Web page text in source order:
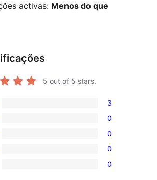
activas: Menos do que
5 out of 5 stars.
3
0
0
0
0